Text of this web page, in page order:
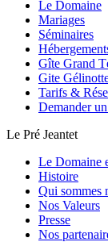
Le Domaine
Mariages
Séminaires
Gîte Grand
Gite
Tarifs &
Demander
Le Pré Jeantet
Le Domaine
Histoire
Qui sommes
Nos Valeurs
Presse
Nos